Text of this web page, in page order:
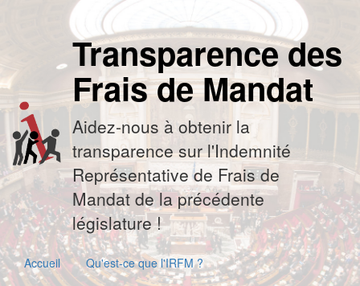
Transparence des
Frais de Mandat
Aidez-nous à obtenir la
transparence sur l'Indemnité
Représentative de Frais de
Mandat de la précédente
législature !
Accueil
Qu'est-ce que l'IRFM ?